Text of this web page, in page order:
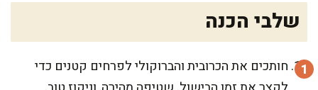
שלבי הכנה
חותכים את הכרובית והברוקולי לפרחים קטנים כדי